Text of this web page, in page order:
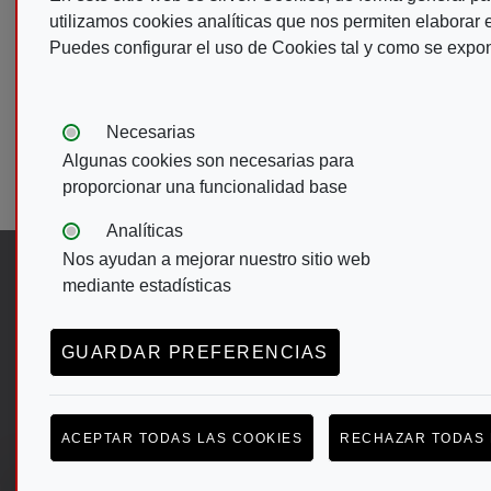
utilizamos cookies analíticas que nos permiten elaborar
Puedes configurar el uso de Cookies tal y como se
Tipos de cookies:
Necesarias
Algunas cookies son necesarias para
proporcionar una funcionalidad base
Analíticas
Nos ayudan a mejorar nuestro sitio web
mediante estadísticas
GUARDAR PREFERENCIAS
ACEPTAR TODAS LAS COOKIES RECHAZAR TODAS
Síguenos en:
Abre en ventana nueva. Ir a facebook de
Abre en ventana nueva. Ir a twitter
(Abre en nueva ventana)
Abre en ventana nueva. Ir a
(Abre en nueva ventana)
Abre en ventana nueva.
(Abre en nueva ventana)
Menú del pie
ACCESIBILIDAD AVISO LEGAL POLÍTICA